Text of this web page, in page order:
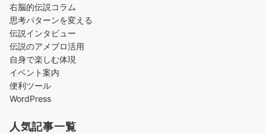
右脳的伝説コラム
思考パターンを変える
伝説インタビュー
伝説のアメブロ活用
自身で楽しむ体現
イベント案内
便利ツール
WordPress
人気記事一覧